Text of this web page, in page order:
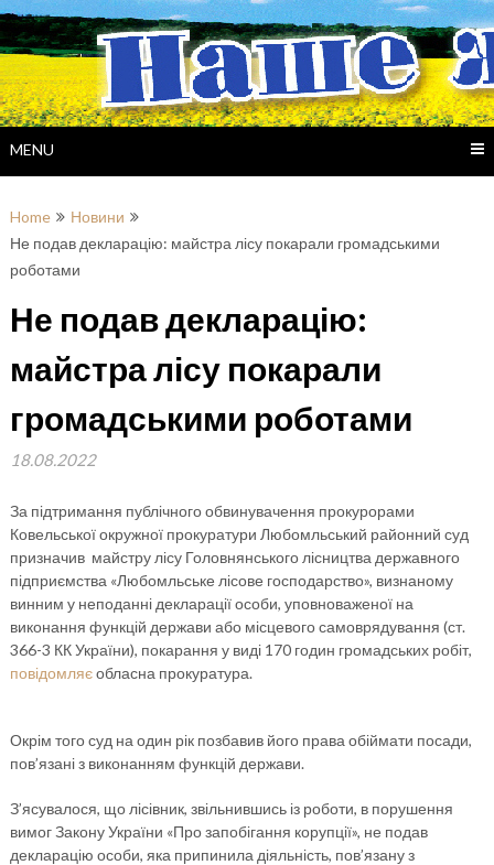
Skip
to
content
MENU
Home
Новини
Не подав декларацію: майстра лісу покарали громадськими
роботами
Не подав декларацію:
майстра лісу покарали
громадськими роботами
18.08.2022
За підтримання публічного обвинувачення прокурорами
Ковельської окружної прокуратури Любомльський районний суд
призначив майстру лісу Головнянського лісництва державного
підприємства «Любомльське лісове господарство», визнаному
винним у неподанні декларації особи, уповноваженої на
виконання функцій держави або місцевого самоврядування (ст.
366-3 КК України), покарання у виді 170 годин громадських робіт,
повідомляєобласна прокуратура.
Окрім того суд на один рік позбавив його права обіймати посади,
пов’язані з виконанням функцій держави.
З’ясувалося, що лісівник, звільнившись із роботи, в порушення
вимог Закону України «Про запобігання корупції», не подав
декларацію особи, яка припинила діяльність, пов’язану з